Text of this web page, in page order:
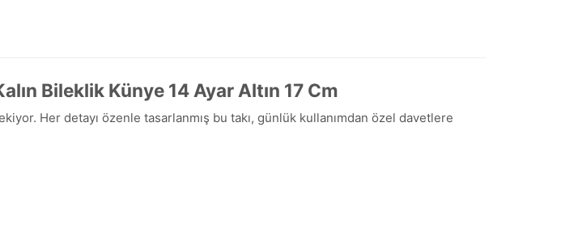
Bileklik Künye 14 Ayar Altın 17 Cm
Her detayı özenle tasarlanmış bu takı, günlük kullanımdan özel davetlere